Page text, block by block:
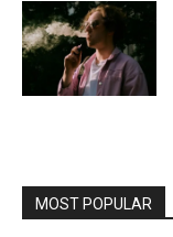
MOST POPULAR